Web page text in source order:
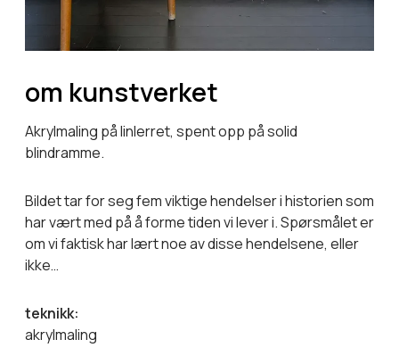
om kunstverket
Akrylmaling på linlerret, spent opp på solid
blindramme.
Bildet tar for seg fem viktige hendelser i historien som
har vært med på å forme tiden vi lever i. Spørsmålet er
om vi faktisk har lært noe av disse hendelsene, eller
ikke…
teknikk:
akrylmaling